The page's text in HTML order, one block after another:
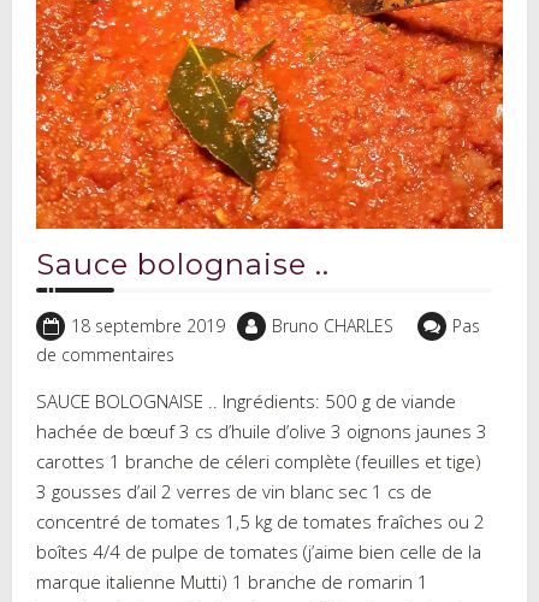
Sauce bolognaise ..
18 septembre 2019 Bruno CHARLES
Pas
de commentaires
SAUCE BOLOGNAISE .. Ingrédients: 500 g de viande
hachée de bœuf 3 cs d’huile d’olive 3 oignons jaunes 3
carottes 1 branche de céleri complète (feuilles et tige)
3 gousses d’ail 2 verres de vin blanc sec 1 cs de
concentré de tomates 1,5 kg de tomates fraîches ou 2
boîtes 4/4 de pulpe de tomates (j’aime bien celle de la
marque italienne Mutti) 1 branche de romarin 1